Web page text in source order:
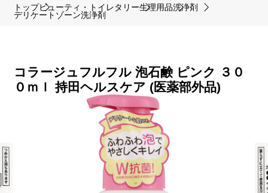
トップビューティ・トイレタリー生理用品洗浄剤
デリケートゾーン洗浄剤
コラージュフルフル 泡石鹸 ピンク ３０
０ｍｌ 持田ヘルスケア (医薬部外品)